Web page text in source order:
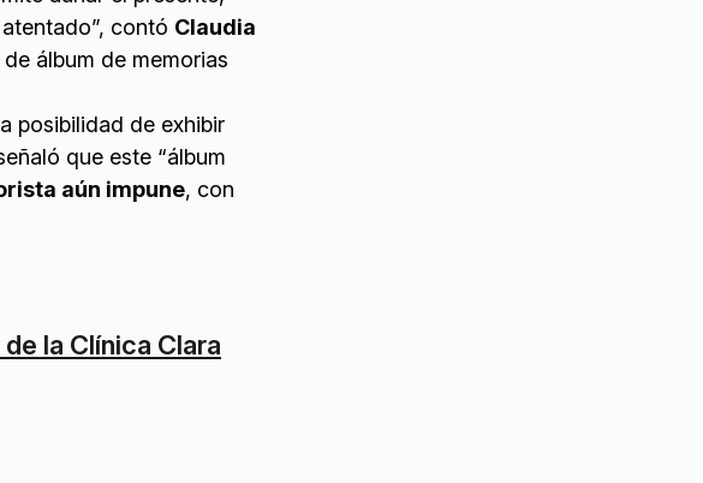
contó Claudia
álbum de memorias
posibilidad de exhibir
que este “álbum
aún impune, con
la Clínica Clara